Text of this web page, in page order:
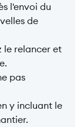
l'envoi du
de
le relancer et
pas
y incluant le